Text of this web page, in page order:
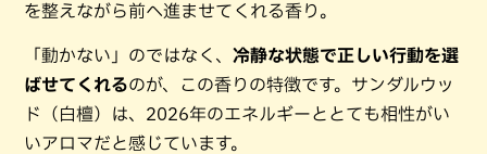
を整えながら前へ進ませてくれる香り。
「動かない」のではなく、 冷静な状態で正しい行動を選
ばせてくれるのが、この香りの特徴です。サンダルウッ
ド（白檀）は、2026年のエネルギーととても相性がい
いアロマだと感じています。